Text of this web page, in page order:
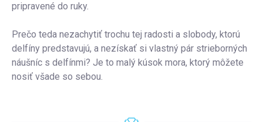
pripravené do ruky.
Prečo teda nezachytiť trochu tej radosti a slobody, ktorú
delfíny predstavujú, a nezískať si vlastný pár strieborných
náušníc s delfínmi? Je to malý kúsok mora, ktorý môžete
nosiť všade so sebou.